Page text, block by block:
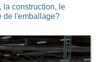
la construction, le
de l'emballage?